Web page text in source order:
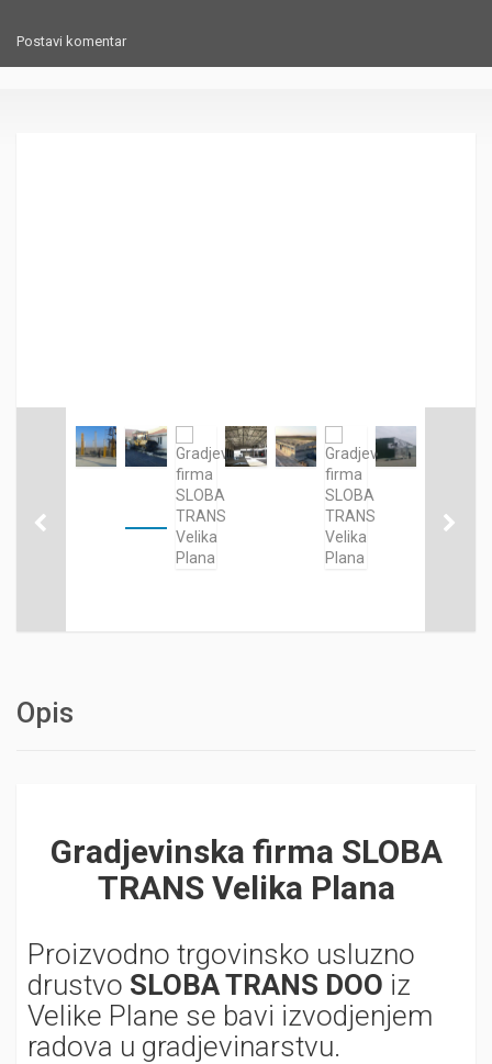
Postavi komentar
Opis
Gradjevinska firma SLOBA
TRANS Velika Plana
Proizvodno trgovinsko usluzno
drustvo SLOBA TRANS DOO iz
Velike Plane se bavi izvodjenjem
radova u gradjevinarstvu.